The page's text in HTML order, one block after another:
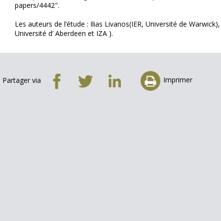
papers/4442".
Les auteurs de l’étude : Ilias Livanos(IER, Université de
Université d’ Aberdeen et IZA ).
Partager via Imprimer